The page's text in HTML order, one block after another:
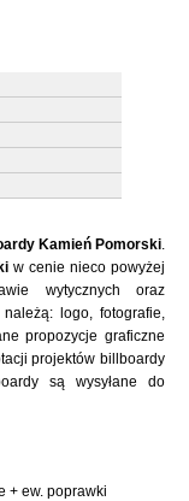
Kamień Pomorski.
w cenie nieco powyżej
wytycznych oraz
logo, fotografie,
propozycje graficzne
projektów billboardy
są wysyłane do
+ ew. poprawki